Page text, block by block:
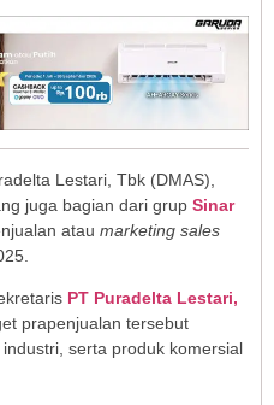
Lestari, Tbk (DMAS),
juga bagian dari grup Sinar
atau marketing sales
PT Puradelta Lestari,
prapenjualan tersebut
serta produk komersial